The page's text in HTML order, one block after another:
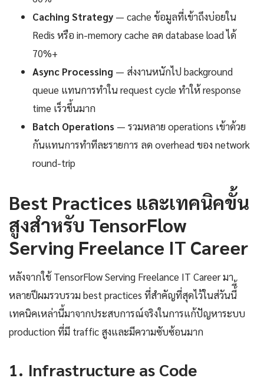
Caching Strategy — cache ข้อมูลที่เข้าถึงบ่อยใน
Redis หรือ in-memory cache ลด database load ได้
70%+
Async Processing — ส่งงานหนักไป background
queue แทนการทำใน request cycle ทำให้ response
time เร็วขึ้นมาก
Batch Operations — รวมหลาย operations เข้าด้วย
กันแทนการทำทีละรายการ ลด overhead ของ network
round-trip
Best Practices และเทคนิคขั้น
สูงสำหรับ TensorFlow
Serving Freelance IT Career
หลังจากใช้ TensorFlow Serving Freelance IT Career มา
หลายปีผมรวบรวม best practices ที่สำคัญที่สุดไว้ในส่วันนี้ี้
เทคนิคเหล่านี้มาจากประสบการณ์จริงในการแก้ปัญหาระบบ
production ที่มี traffic สูงและมีความซับซ้อนมาก
1. Infrastructure as Code